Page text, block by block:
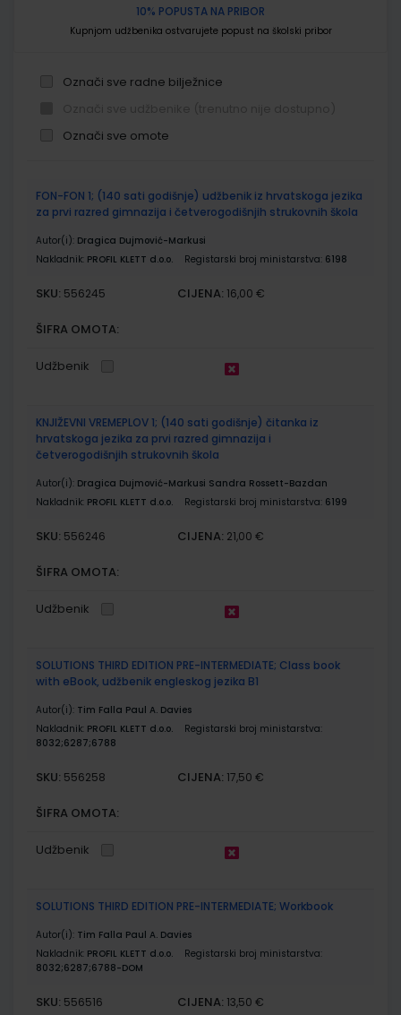
10% POPUSTA NA PRIBOR
Kupnjom udžbenika ostvarujete popust na školski pribor
Označi sve radne bilježnice
Označi sve omote
proizvodi
FON-FON 1; (140 sati godišnje) udžbenik iz hrvatskoga jezika
za prvi razred gimnazija i četverogodišnjih strukovnih škola
Autor(i): Dragica Dujmović-Markusi
Nakladnik: PROFIL KLETT d.o.o. Registarski broj ministarstva: 6198
SKU: 556245 CIJENA: 16,00 €
ŠIFRA OMOTA:
Udžbenik
KNJIŽEVNI VREMEPLOV 1; (140 sati godišnje) čitanka iz
hrvatskoga jezika za prvi razred gimnazija i
četverogodišnjih strukovnih škola
Autor(i): Dragica Dujmović-Markusi Sandra Rossett-Bazdan
Nakladnik: PROFIL KLETT d.o.o. Registarski broj ministarstva: 6199
SKU: 556246 CIJENA: 21,00 €
ŠIFRA OMOTA:
Udžbenik
SOLUTIONS THIRD EDITION PRE-INTERMEDIATE; Class book
with eBook, udžbenik engleskog jezika B1
Autor(i): Tim Falla Paul A. Davies
Nakladnik: PROFIL KLETT d.o.o.
Registarski broj ministarstva:
8032;6287;6788
SKU: 556258 CIJENA: 17,50 €
ŠIFRA OMOTA:
Udžbenik
SOLUTIONS THIRD EDITION PRE-INTERMEDIATE; Workbook
Autor(i): Tim Falla Paul A. Davies
Nakladnik: PROFIL KLETT d.o.o.
Registarski broj ministarstva:
8032;6287;6788-DOM
SKU: 556516 CIJENA: 13,50 €